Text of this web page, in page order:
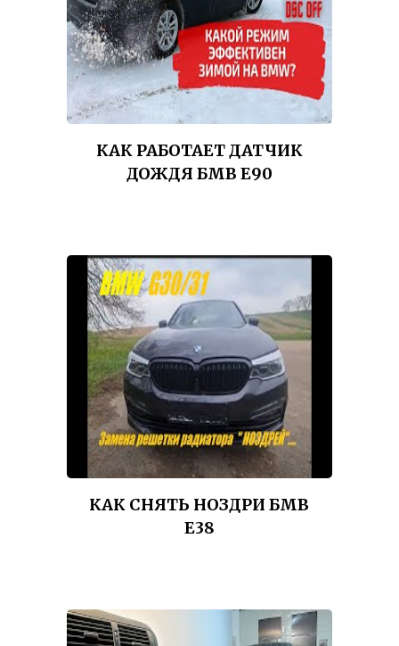
КАК РАБОТАЕТ ДАТЧИК
ДОЖДЯ БМВ Е90
КАК СНЯТЬ НОЗДРИ БМВ
Е38